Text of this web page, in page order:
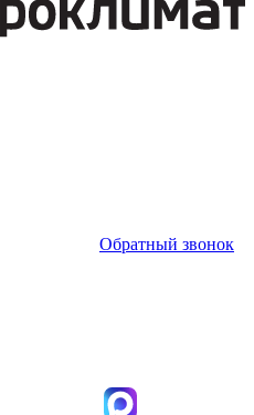
Обратный звонок